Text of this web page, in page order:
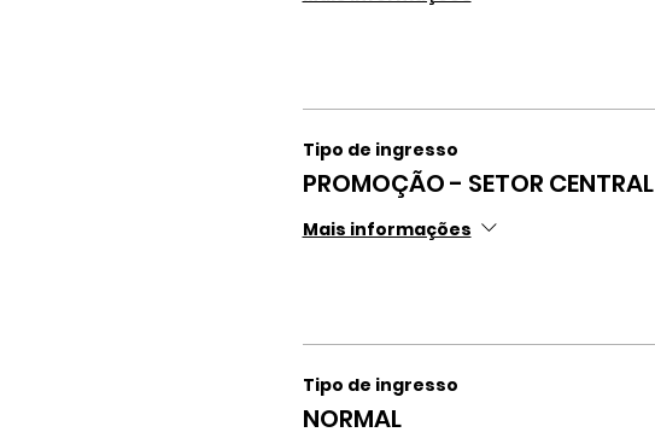
Tipo de ingresso
PROMOÇÃO - SETOR CENTRAL
Mais informações
Tipo de ingresso
NORMAL